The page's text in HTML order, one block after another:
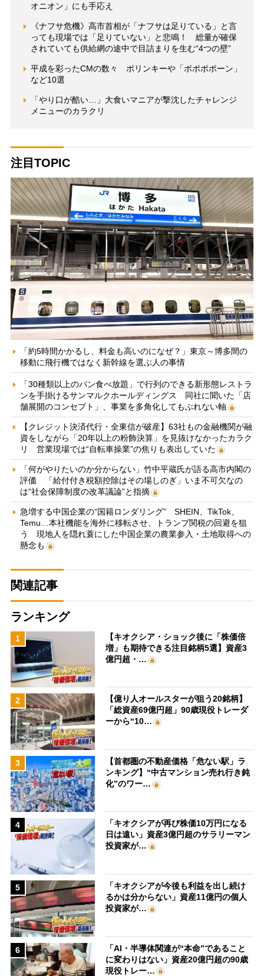
オニオン」にも手応え
《ナフサ危機》高市首相が「ナフサは足りている」と言
っても現場では「足りていない」と悲鳴！ 総量が確保
されていても供給網の途中で目詰まりを生む“4つの壁”
平成を彩ったCMの数々 ポリンキーや「ポポポポーン」
など10選
「やり口が酷い…」大食いマニアが撃沈したチャレンジ
メニューのカラクリ
注目TOPIC
「約5時間かかるし、料金も高いのになぜ？」東京～博多間の
移動に飛行機ではなく新幹線を選ぶ人の事情
「30種類以上のパン食べ放題」で行列のできる新形態レストラ
ンを手掛けるサンマルクホールディングス 同社に聞いた「店
舗展開のコンセプト」、事業を多角化してもぶれない軸
【クレジット決済代行・全東信が破産】63社もの金融機関が融
資をしながら「20年以上の粉飾決算」を見抜けなかったカラク
リ 営業現場では“自転車操業”の焦りも表出していた
「何がやりたいのか分からない」竹中平蔵氏が語る高市内閣の
評価 「給付付き税額控除はその場しのぎ」いま不可欠なの
は“社会保障制度の改革議論”と指摘
急増する中国企業の“国籍ロンダリング” SHEIN、TikTok、
Temu…本社機能を海外に移転させ、トランプ関税の回避を狙
う 現地人を隠れ蓑にした中国企業の農業参入・土地取得への
懸念も
関連記事
ランキング
1
【キオクシア・ショック後に「株価倍
増」も期待できる注目銘柄5選】資産3
億円超・…
2
【億り人オールスターが狙う20銘柄】
「総資産69億円超」90歳現役トレーダ
ーから“10…
3
【首都圏の不動産価格「危ない駅」ラ
ンキング】“中古マンション売れ行き鈍
化”のワー…
4
「キオクシアが再び株価10万円になる
日は遠い」資産3億円超のサラリーマン
投資家が…
5
「キオクシアが今後も利益を出し続け
るかは分からない」資産11億円の個人
投資家が…
6
「AI・半導体関連が“本命”であること
に変わりはない」資産20億円超の90歳
現役トレー…